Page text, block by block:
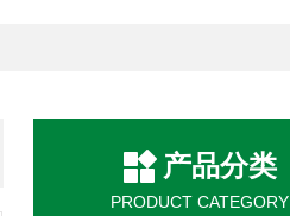
产品分类
PRODUCT CATEGORY